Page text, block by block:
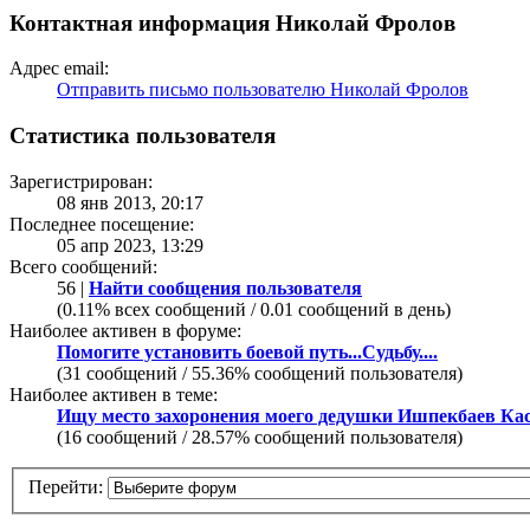
Контактная информация Николай Фролов
Адрес email:
Отправить письмо пользователю Николай Фролов
Статистика пользователя
Зарегистрирован:
08 янв 2013, 20:17
Последнее посещение:
05 апр 2023, 13:29
Всего сообщений:
56 | Найти сообщения пользователя
(0.11% всех сообщений / 0.01 сообщений в день)
Наиболее активен в форуме:
Помогите установить боевой путь...Судьбу....
(31 сообщений / 55.36% сообщений пользователя)
Наиболее активен в теме:
Ищу место захоронения моего дедушки Ишпекбаев
(16 сообщений / 28.57% сообщений пользователя)
Перейти: